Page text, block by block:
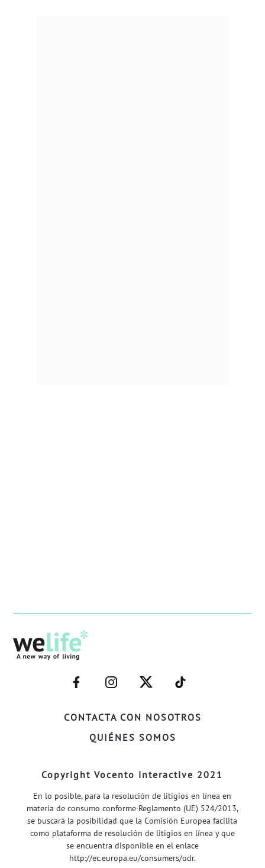
CONTACTA CON NOSOTROS
QUIÉNES SOMOS
–
FACEBOOK–
–
INSTAGRAM–
–
TWITTER–
–
WELIFE–
Copyright Vocento interactive 2021
En lo posible, para la resolución de litigios en línea en
materia de consumo conforme Reglamento (UE) 524/2013,
se buscará la posibilidad que la Comisión Europea facilita
como plataforma de resolución de litigios en línea y que
se encuentra disponible en el enlace
http://ec.europa.eu/consumers/odr.